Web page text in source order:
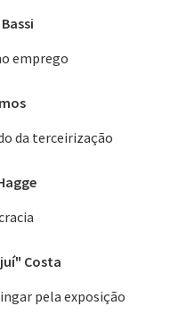
emprego
da terceirização
Costa
pela exposição